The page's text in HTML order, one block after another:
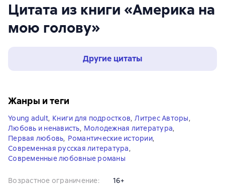
Цитата из книги «Америка на
мою голову»
Другие цитаты
Жанры и теги
Young adult, Книги для подростков, Литрес Авторы,
Любовь и ненависть, Молодежная литература,
Первая любовь, Романтические истории,
Современная русская литература,
Современные любовные романы
Возрастное ограничение:
16+